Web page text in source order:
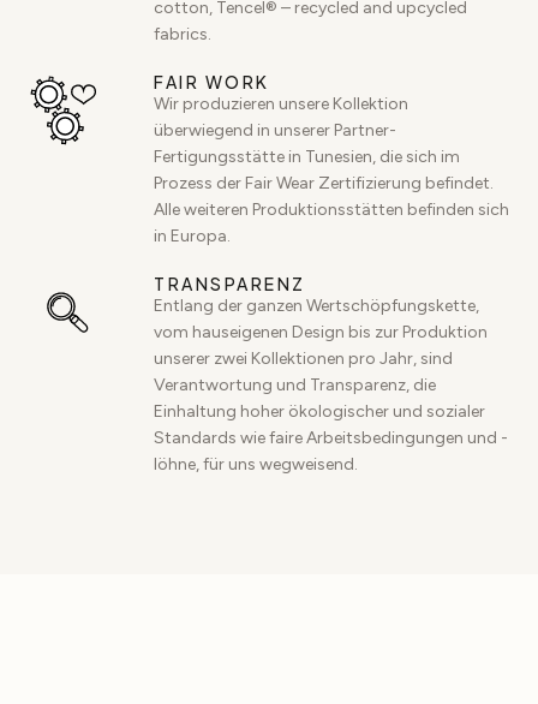
cotton, Tencel® – recycled and upcycled
fabrics.
FAIR WORK
Wir produzieren unsere Kollektion
überwiegend in unserer Partner-
Fertigungsstätte in Tunesien, die sich im
Prozess der Fair Wear Zertifizierung befindet.
Alle weiteren Produktionsstätten befinden sich
in Europa.
TRANSPARENZ
Entlang der ganzen Wertschöpfungskette,
vom hauseigenen Design bis zur Produktion
unserer zwei Kollektionen pro Jahr, sind
Verantwortung und Transparenz, die
Einhaltung hoher ökologischer und sozialer
Standards wie faire Arbeitsbedingungen und -
löhne, für uns wegweisend.